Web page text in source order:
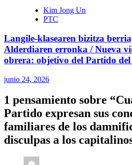
Kim Jong Un
PTC
Langile-klasearen bizitza
Alderdiaren erronka / Nueva
obrera: objetivo del Partido
junio 24, 2026
1 pensamiento sobre “
Partido expresan sus
familiares de los
disculpas a los